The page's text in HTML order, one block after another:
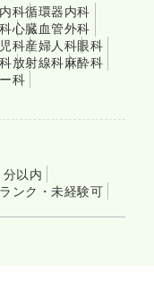
科循環器内科
心臓血管外科
科産婦人科眼科
放射線科麻酔科
科
以内
ンク・未経験可